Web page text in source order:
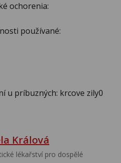
ochorenia:
používané:
u príbuzných: krcove zily0
Králová
lékařství pro dospělé